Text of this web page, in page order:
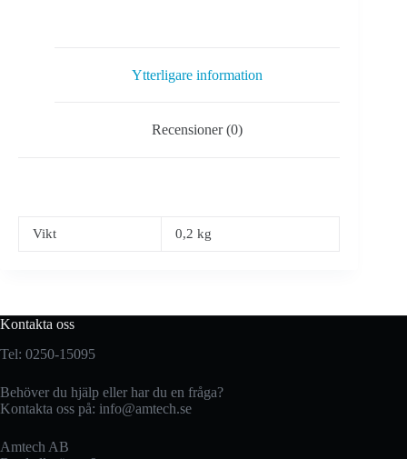
Ytterligare information
Recensioner (0)
Vikt 0,2 kg
Kontakta oss
Tel: 0250-15095
Behöver du hjälp eller har du en fråga?
Kontakta oss på: info@amtech.se
Amtech AB